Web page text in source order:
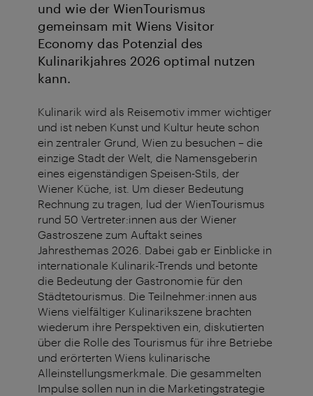
und wie der WienTourismus
gemeinsam mit Wiens Visitor
Economy das Potenzial des
Kulinarikjahres 2026 optimal nutzen
kann.
Kulinarik wird als Reisemotiv immer wichtiger
und ist neben Kunst und Kultur heute schon
ein zentraler Grund, Wien zu besuchen – die
einzige Stadt der Welt, die Namensgeberin
eines eigenständigen Speisen-Stils, der
Wiener Küche, ist. Um dieser Bedeutung
Rechnung zu tragen, lud der WienTourismus
rund 50 Vertreter:innen aus der Wiener
Gastroszene zum Auftakt seines
Jahresthemas 2026. Dabei gab er Einblicke in
internationale Kulinarik-Trends und betonte
die Bedeutung der Gastronomie für den
Städtetourismus. Die Teilnehmer:innen aus
Wiens vielfältiger Kulinarikszene brachten
wiederum ihre Perspektiven ein, diskutierten
über die Rolle des Tourismus für ihre Betriebe
und erörterten Wiens kulinarische
Alleinstellungsmerkmale. Die gesammelten
Impulse sollen nun in die Marketingstrategie